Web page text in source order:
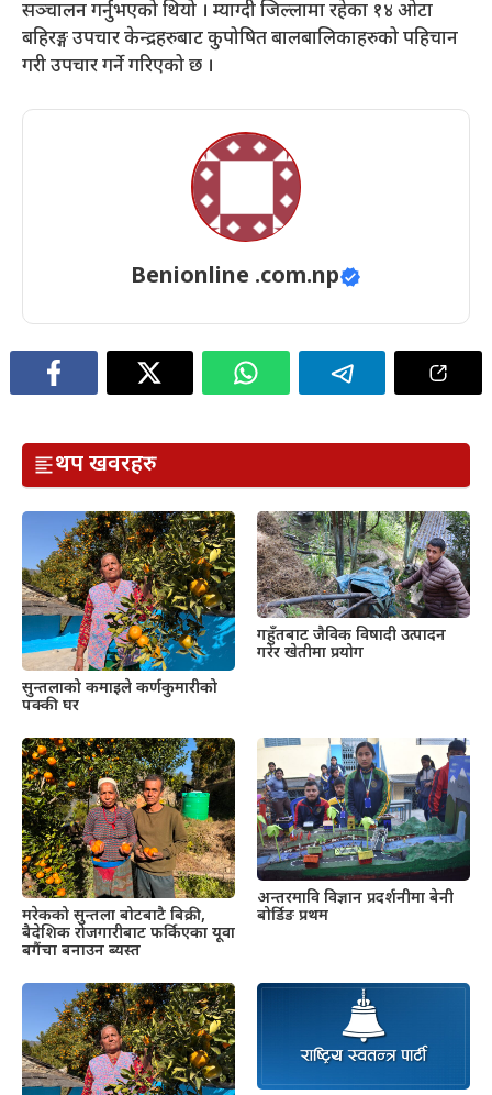
सञ्चालन गर्नुभएको थियो । म्याग्दी जिल्लामा रहेका १४ ओटा
बहिरङ्ग उपचार केन्द्रहरुबाट कुपोषित बालबालिकाहरुको पहिचान
गरी उपचार गर्ने गरिएको छ ।
Benionline .com.np
थप खवरहरु
सुन्तलाको कमाइले कर्णकुमारीको
पक्की घर
गहुँतबाट जैविक विषादी उत्पादन
गरेर खेतीमा प्रयोग
मरेकको सुन्तला बोटबाटै बिक्री,
बैदेशिक रोजगारीबाट फर्किएका यूवा
बगैंचा बनाउन ब्यस्त
अन्तरमावि विज्ञान प्रदर्शनीमा बेनी
बोर्डिङ प्रथम